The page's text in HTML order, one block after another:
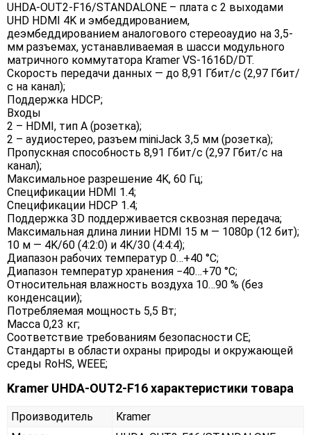
UHDA-OUT2-F16/STANDALONE – плата c 2 выходами
UHD HDMI 4K и эмбеддированием,
деэмбеддированием аналогового стереоаудио на 3,5-
мм разъемах, устанавливаемая в шасси модульного
матричного коммутатора Kramer VS-1616D/DT.
Скорость передачи данных — до 8,91 Гбит/с (2,97 Гбит/
с на канал);
Поддержка HDCP;
Входы
2 – HDMI, тип А (розетка);
2 – аудиостерео, разъем miniJack 3,5 мм (розетка);
Пропускная способность 8,91 Гбит/с (2,97 Гбит/с на
канал);
Максимальное разрешение 4K, 60 Гц;
Спецификации HDMI 1.4;
Спецификации HDCP 1.4;
Поддержка 3D поддерживается сквозная передача;
Максимальная длина линии HDMI 15 м — 1080p (12 бит);
10 м — 4K/60 (4:2:0) и 4K/30 (4:4:4);
Диапазон рабочих температур 0…+40 °C;
Диапазон температур хранения −40…+70 °C;
Относительная влажность воздуха 10…90 % (без
конденсации);
Потребляемая мощность 5,5 Вт;
Масса 0,23 кг;
Соответствие требованиям безопасности CE;
Стандарты в области охраны природы и окружающей
среды RoHS, WEEE;
Kramer UHDA-OUT2-F16 характеристики товара
Производитель
Kramer